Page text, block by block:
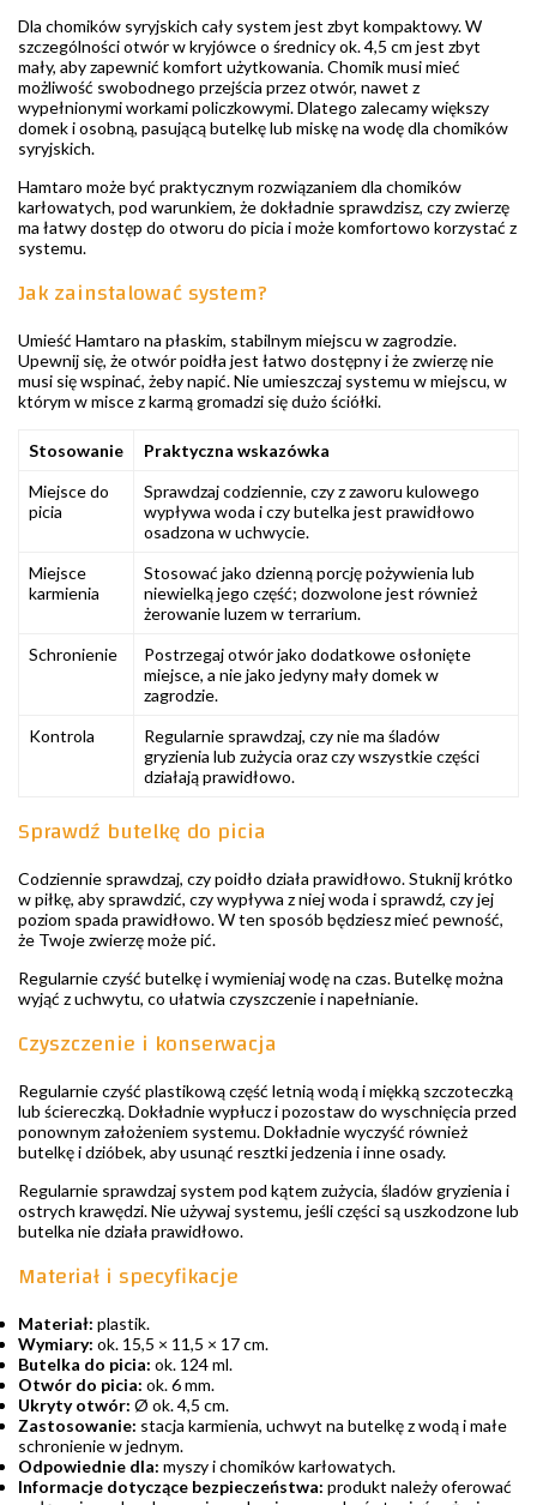
Dla chomików syryjskich cały system jest zbyt kompaktowy. W
szczególności otwór w kryjówce o średnicy ok. 4,5 cm jest zbyt
mały, aby zapewnić komfort użytkowania. Chomik musi mieć
możliwość swobodnego przejścia przez otwór, nawet z
wypełnionymi workami policzkowymi. Dlatego zalecamy większy
domek i osobną, pasującą butelkę lub miskę na wodę dla chomików
syryjskich.
Hamtaro może być praktycznym rozwiązaniem dla chomików
karłowatych, pod warunkiem, że dokładnie sprawdzisz, czy zwierzę
ma łatwy dostęp do otworu do picia i może komfortowo korzystać z
systemu.
Jak zainstalować system?
Umieść Hamtaro na płaskim, stabilnym miejscu w zagrodzie.
Upewnij się, że otwór poidła jest łatwo dostępny i że zwierzę nie
musi się wspinać, żeby napić. Nie umieszczaj systemu w miejscu, w
którym w misce z karmą gromadzi się dużo ściółki.
Stosowanie
Praktyczna wskazówka
Miejsce do
picia
Sprawdzaj codziennie, czy z zaworu kulowego
wypływa woda i czy butelka jest prawidłowo
osadzona w uchwycie.
Miejsce
karmienia
Stosować jako dzienną porcję pożywienia lub
niewielką jego część; dozwolone jest również
żerowanie luzem w terrarium.
Schronienie
Postrzegaj otwór jako dodatkowe osłonięte
miejsce, a nie jako jedyny mały domek w
zagrodzie.
Kontrola
Regularnie sprawdzaj, czy nie ma śladów
gryzienia lub zużycia oraz czy wszystkie części
działają prawidłowo.
Sprawdź butelkę do picia
Codziennie sprawdzaj, czy poidło działa prawidłowo. Stuknij krótko
w piłkę, aby sprawdzić, czy wypływa z niej woda i sprawdź, czy jej
poziom spada prawidłowo. W ten sposób będziesz mieć pewność,
że Twoje zwierzę może pić.
Regularnie czyść butelkę i wymieniaj wodę na czas. Butelkę można
wyjąć z uchwytu, co ułatwia czyszczenie i napełnianie.
Czyszczenie i konserwacja
Regularnie czyść plastikową część letnią wodą i miękką szczoteczką
lub ściereczką. Dokładnie wypłucz i pozostaw do wyschnięcia przed
ponownym założeniem systemu. Dokładnie wyczyść również
butelkę i dzióbek, aby usunąć resztki jedzenia i inne osady.
Regularnie sprawdzaj system pod kątem zużycia, śladów gryzienia i
ostrych krawędzi. Nie używaj systemu, jeśli części są uszkodzone lub
butelka nie działa prawidłowo.
Materiał i specyfikacje
Materiał: plastik.
Wymiary: ok. 15,5 × 11,5 × 17 cm.
Butelka do picia: ok. 124 ml.
Otwór do picia: ok. 6 mm.
Ukryty otwór: Ø ok. 4,5 cm.
Zastosowanie: stacja karmienia, uchwyt na butelkę z wodą i małe
schronienie w jednym.
Odpowiednie dla: myszy i chomików karłowatych.
Informacje dotyczące bezpieczeństwa: produkt należy oferować